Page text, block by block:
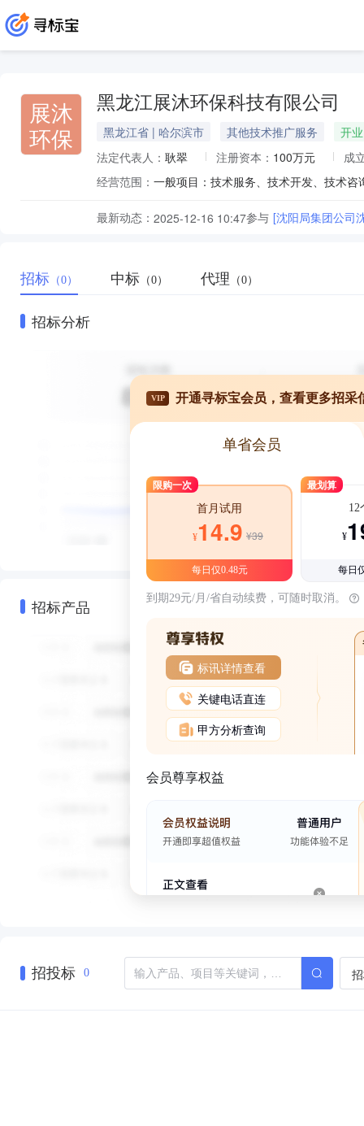
展沐
环保
黑龙江展沐环保科技有限公司
黑龙江省 | 哈尔滨市 其他技术推广服务
开业
法定代表人： 耿翠 注册资本： 100万元
成
经营范围：
最新动态： 2025-12-16 10:47参与 [沈阳局集团公司
招标 （0） 中标 （0） 代理 （0）
招标分析
招标产品
VIP 开通寻标宝会员，查看更多招采
单省会员
限购一次
首月试用
¥14.9 ¥39
每日仅0.48元
最划算
12
¥
每日
到期29元/月/省自动续费，可随时取消。
标讯详情查看
关键电话直连
甲方分析查询
会员尊享权益
招投标 0